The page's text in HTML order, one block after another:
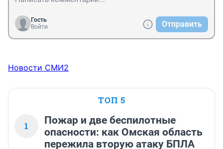
Гость
Войти
Отправить
Новости СМИ2
ТОП 5
1
Пожар и две беспилотные
опасности: как Омская область
пережила вторую атаку БПЛА